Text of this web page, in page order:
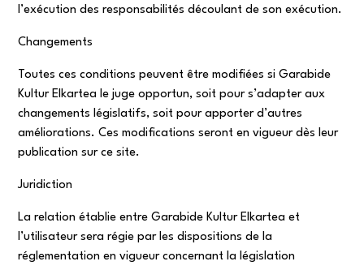
l’exécution des responsabilités découlant de son exécution.
Changements
Toutes ces conditions peuvent être modifiées si Garabide
Kultur Elkartea le juge opportun, soit pour s’adapter aux
changements législatifs, soit pour apporter d’autres
améliorations. Ces modifications seront en vigueur dès leur
publication sur ce site.
Juridiction
La relation établie entre Garabide Kultur Elkartea et
l’utilisateur sera régie par les dispositions de la
réglementation en vigueur concernant la législation